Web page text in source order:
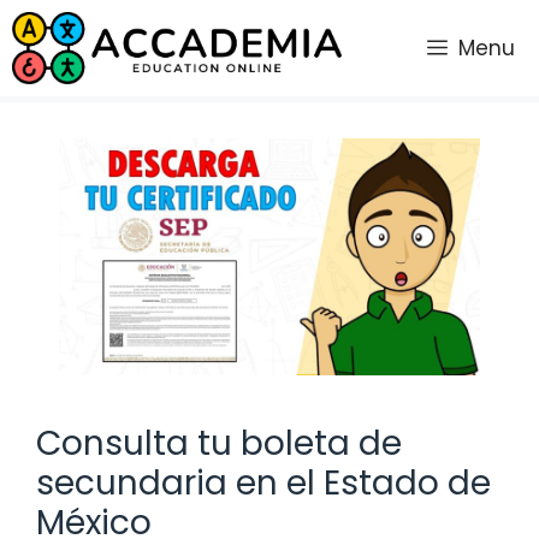
Saltar
al
contenido
Menu
Consulta tu boleta de
secundaria en el Estado de
México